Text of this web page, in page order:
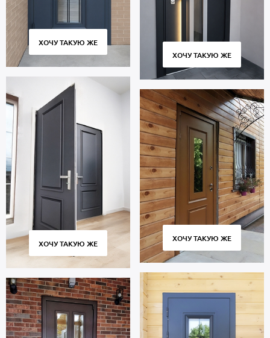
ХОЧУ ТАКУЮ ЖЕ
ХОЧУ ТАКУЮ ЖЕ
ХОЧУ ТАКУЮ ЖЕ
ХОЧУ ТАКУЮ ЖЕ